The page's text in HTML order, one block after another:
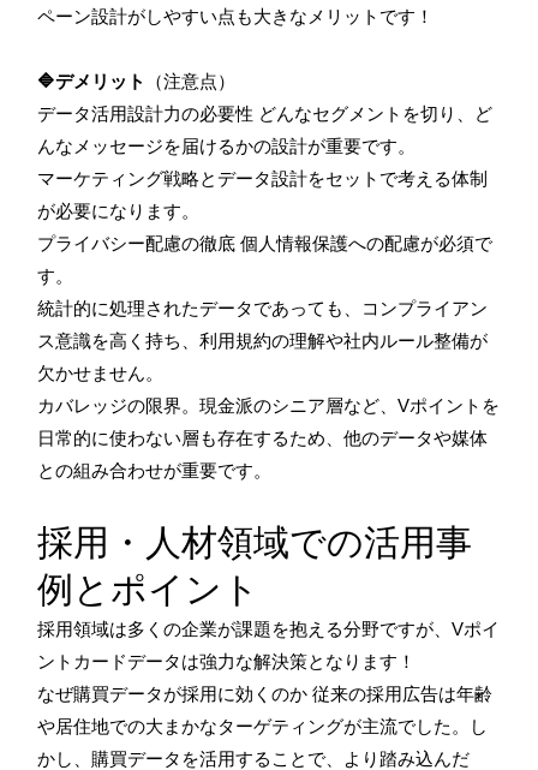
ペーン設計がしやすい点も大きなメリットです！
🔷デメリット
（注意点）
データ活用設計力の必要性 どんなセグメントを切り、ど
んなメッセージを届けるかの設計が重要です。
マーケティング戦略とデータ設計をセットで考える体制
が必要になります。
プライバシー配慮の徹底 個人情報保護への配慮が必須で
す。
統計的に処理されたデータであっても、コンプライアン
ス意識を高く持ち、利用規約の理解や社内ルール整備が
欠かせません。
カバレッジの限界。現金派のシニア層など、Vポイントを
日常的に使わない層も存在するため、他のデータや媒体
との組み合わせが重要です。
採用・人材領域での活用事
例とポイント
採用領域は多くの企業が課題を抱える分野ですが、Vポイ
ントカードデータは強力な解決策となります！
なぜ購買データが採用に効くのか 従来の採用広告は年齢
や居住地での大まかなターゲティングが主流でした。し
かし、購買データを活用することで、より踏み込んだ